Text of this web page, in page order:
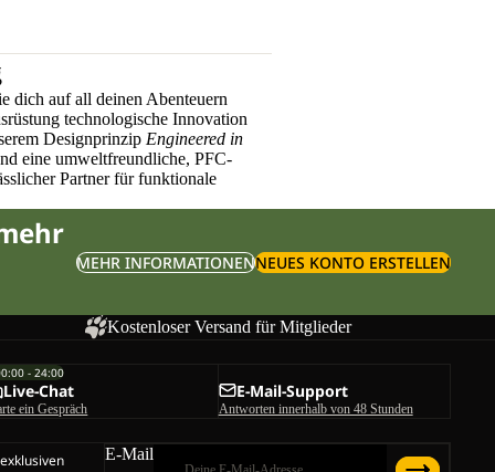
dich auf all deinen Abenteuern
technologische Innovation
Designprinzip Engineered in
eine umweltfreundliche, PFC-
Partner für funktionale
MEHR INFORMATIONENNEUES KONTO ERSTELLEN
Kostenloser Versand für Mitglieder
- 24:00
Live-Chat
ein Gespräch
E-Mail-Support
Antworten innerhalb von 48 Stunden
E-Mail